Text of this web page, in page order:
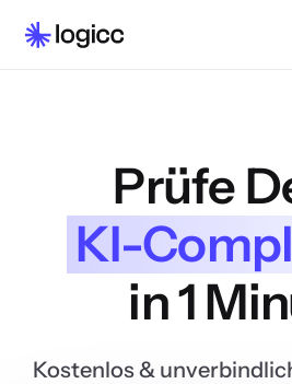
Prüfe
KI-
in 1
Kostenlos &